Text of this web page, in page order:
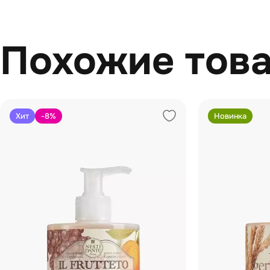
Похожие
Хит -8% Новинка